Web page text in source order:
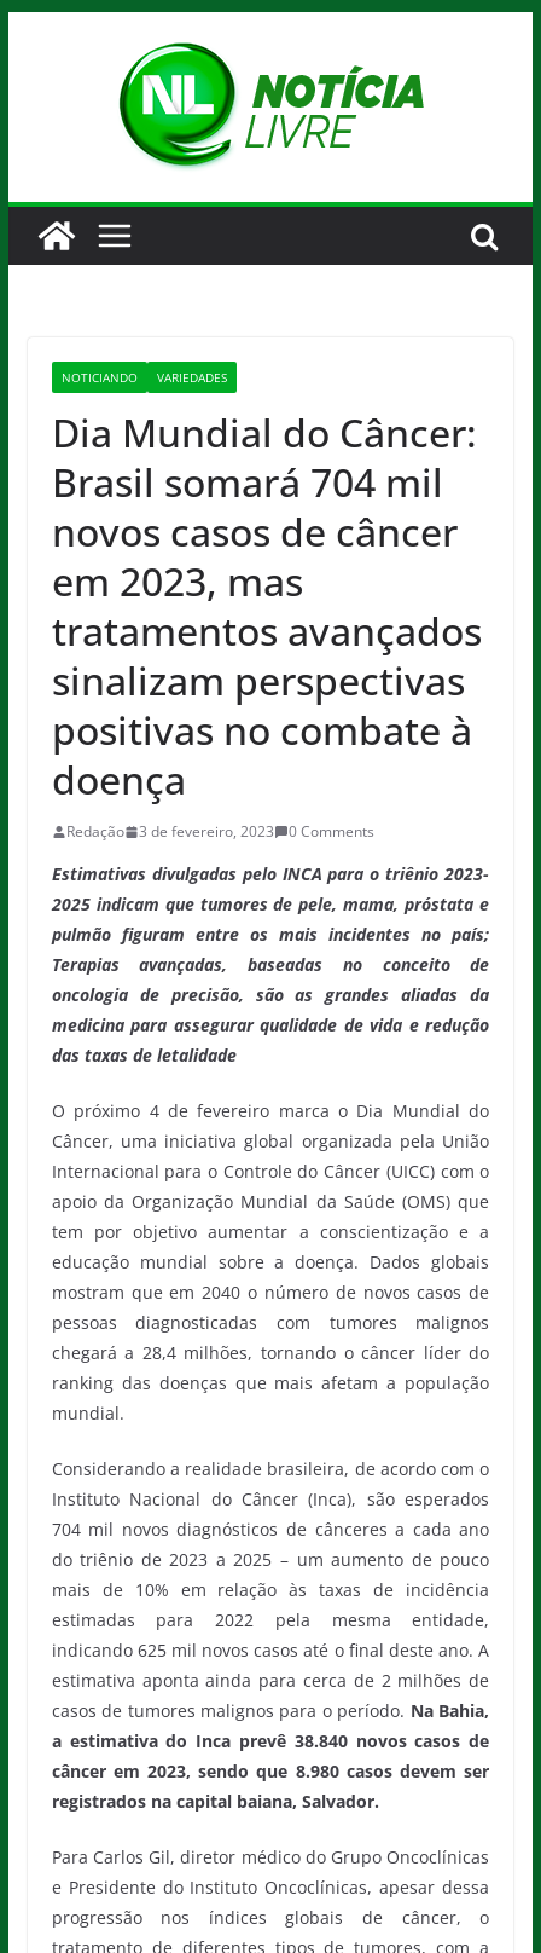
NOTICIANDO VARIEDADES
Dia Mundial do Câncer:
Brasil somará 704 mil
novos casos de câncer
em 2023, mas
tratamentos avançados
sinalizam perspectivas
positivas no combate à
doença
Redação 3 de fevereiro, 2023 0 Comments
Estimativas divulgadas pelo INCA para o triênio 2023-
2025 indicam que tumores de pele, mama, próstata e
pulmão figuram entre os mais incidentes no país;
Terapias avançadas, baseadas no conceito de
oncologia de precisão, são as grandes aliadas da
medicina para assegurar qualidade de vida e redução
das taxas de letalidade
O próximo 4 de fevereiro marca o Dia Mundial do
Câncer, uma iniciativa global organizada pela União
Internacional para o Controle do Câncer (UICC) com o
apoio da Organização Mundial da Saúde (OMS) que
tem por objetivo aumentar a conscientização e a
educação mundial sobre a doença. Dados globais
mostram que em 2040 o número de novos casos de
pessoas diagnosticadas com tumores malignos
chegará a 28,4 milhões, tornando o câncer líder do
ranking das doenças que mais afetam a população
mundial.
Considerando a realidade brasileira, de acordo com o
Instituto Nacional do Câncer (Inca), são esperados
704 mil novos diagnósticos de cânceres a cada ano
do triênio de 2023 a 2025 – um aumento de pouco
mais de 10% em relação às taxas de incidência
estimadas para 2022 pela mesma entidade,
indicando 625 mil novos casos até o final deste ano. A
estimativa aponta ainda para cerca de 2 milhões de
casos de tumores malignos para o período. Na Bahia,
a estimativa do Inca prevê 38.840 novos casos de
câncer em 2023, sendo que 8.980 casos devem ser
registrados na capital baiana, Salvador.
Para Carlos Gil, diretor médico do Grupo Oncoclínicas
e Presidente do Instituto Oncoclínicas, apesar dessa
progressão nos índices globais de câncer, o
tratamento de diferentes tipos de tumores, com a